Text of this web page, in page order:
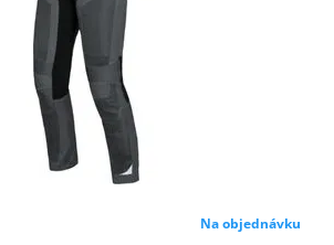
Na objednávku